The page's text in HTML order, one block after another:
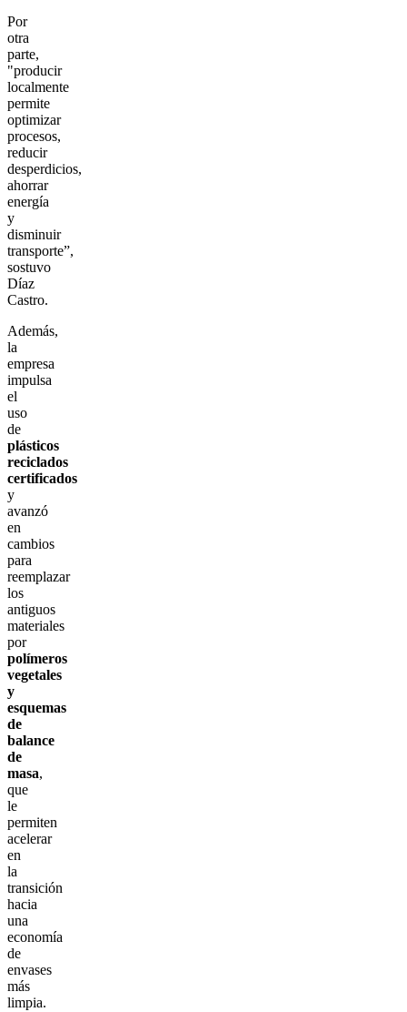
Por
otra
parte,
"producir
localmente
permite
optimizar
procesos,
reducir
desperdicios,
ahorrar
energía
y
disminuir
transporte”,
sostuvo
Díaz
Castro.
Además,
la
empresa
impulsa
el
uso
de
plásticos
reciclados
certificados
y
avanzó
en
cambios
para
reemplazar
los
antiguos
materiales
por
polímeros
vegetales
y
esquemas
de
balance
de
masa,
que
le
permiten
acelerar
en
la
transición
hacia
una
economía
de
envases
más
limpia.